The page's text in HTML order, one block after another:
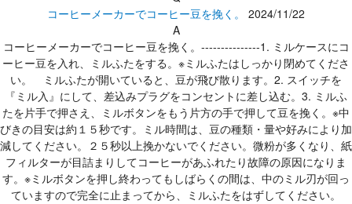
コーヒーメーカーでコーヒー豆を挽く。
2024/11/22
A
コーヒーメーカーでコーヒー豆を挽く。---------------1. ミルケースにコ
ーヒー豆を入れ、ミルふたをする。※ミルふたはしっかり閉めてくださ
い。 ミルふたが開いていると、豆が飛び散ります。2. スイッチを
『ミル入』にして、差込みプラグをコンセントに差し込む。3. ミルふ
たを片手で押さえ、ミルボタンをもう片方の手で押して豆を挽く。※中
びきの目安は約１５秒です。ミル時間は、豆の種類・量や好みにより加
減してください。２５秒以上挽かないでください。微粉が多くなり、紙
フィルターが目詰まりしてコーヒーがあふれたり故障の原因になりま
す。※ミルボタンを押し終わってもしばらくの間は、中のミル刃が回っ
ていますので完全に止まってから、ミルふたをはずしてください。